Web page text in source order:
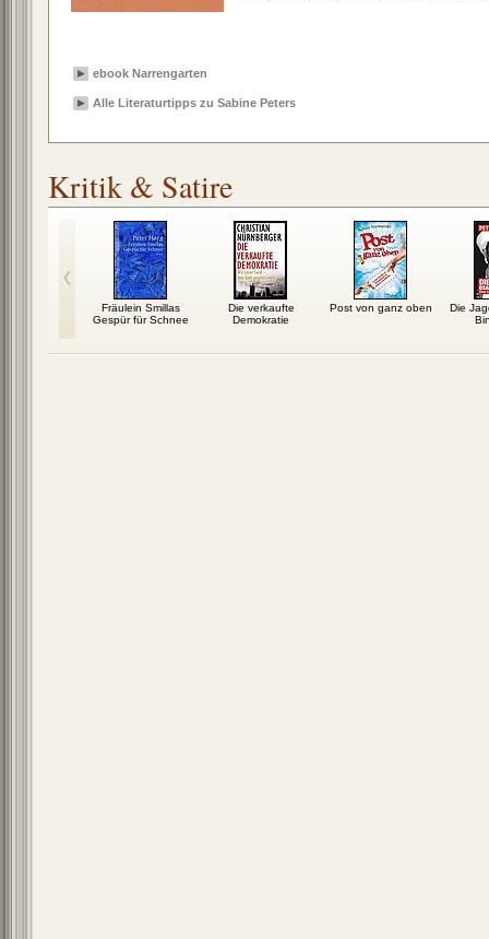
ebook Narrengarten
Alle Literaturtipps zu Sabine Peters
Kritik & Satire
Fräulein Smillas
Gespür für Schnee
Die verkaufte
Demokratie
Post von ganz oben
Die